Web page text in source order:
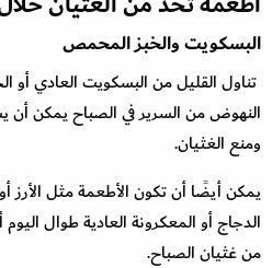
البسكويت والخبز المحمص
تناول القليل من البسكويت العادي
النهوض من السرير في الصباح يمكن أن
ومنع الغثيان.
يمكن أيضًا أن تكون الأطعمة مثل الأرز
الدجاج أو المعكرونة العادية طوال
من غثيان الصباح.